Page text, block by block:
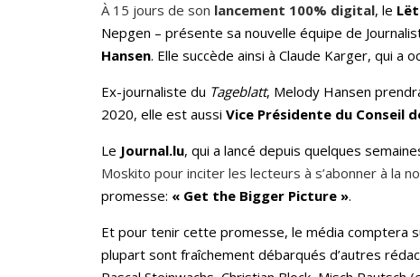
À 15 jours de son lancement 100% digital, le
Nepgen – présente sa nouvelle équipe de
Hansen. Elle succède ainsi à Claude Karger, qui a
Ex-journaliste du Tageblatt, Melody Hansen
2020, elle est aussi Vice Présidente du Conseil
Le Journal.lu, qui a lancé depuis quelques
Moskito pour inciter les lecteurs à s’abonner à la
promesse: « Get the Bigger Picture ».
Et pour tenir cette promesse, le média comptera
plupart sont fraîchement débarqués d’autres